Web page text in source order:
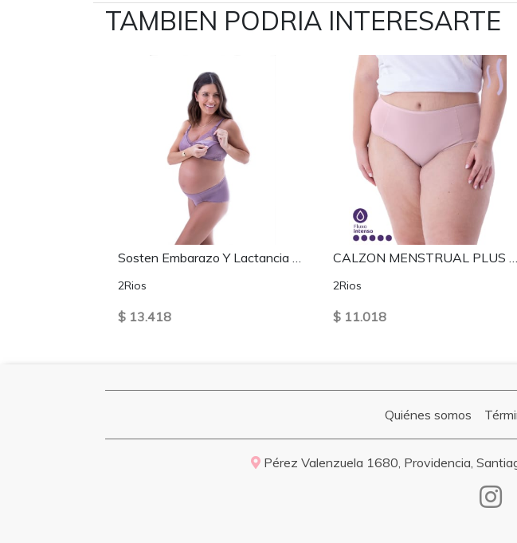
TAMBIEN PODRIA INTERESARTE
Sosten Embarazo Y Lactancia Full Encaje Morado
2Rios
$ 13.418
CALZON MENSTRUAL PLUS SIZE FLUJO ALTO - PALO ROSA
2Rios
$ 11.018
Quiénes somos
Pérez Valenzuela 1680, Providencia,